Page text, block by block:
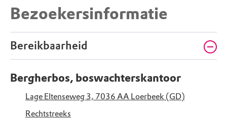
Bezoekersinformatie
Bereikbaarheid
Bergherbos, boswachterskantoor
Lage Eltenseweg 3, 7036 AA Loerbeek (GD)
Rechtstreeks